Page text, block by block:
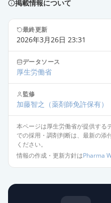
バンコマイシン塩酸塩散
0.5g「VTRS」
薬価 813.00 円
塩酸バンコマイシン散
薬価
バンコマイシン塩酸塩散
0.5g「NIG」
薬価 909.60 円
バンコマイシン塩酸塩
掲載情報について
最終更新
2026年3月26日 23:31
データソース
厚生労働省
監修
加藤智之 （薬剤師免許保有）
本ページは厚生労働省が提供する
での採用・調剤判断は、最新の添
ください。
情報の作成・更新方針はPharma